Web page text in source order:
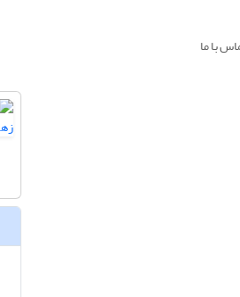
با ما